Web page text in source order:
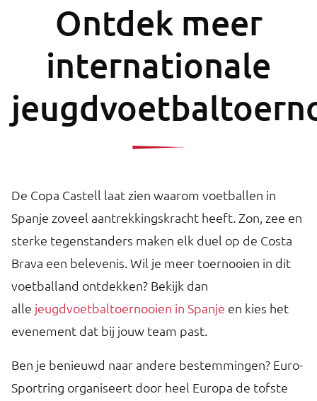
Ontdek meer
internationale
De Copa Castell laat zien waarom voetballen in
Spanje zoveel aantrekkingskracht heeft. Zon, zee en
sterke tegenstanders maken elk duel op de Costa
Brava een belevenis. Wil je meer toernooien in dit
voetballand ontdekken? Bekijk dan
alle jeugdvoetbaltoernooien in Spanje en kies het
evenement dat bij jouw team past.
Ben je benieuwd naar andere bestemmingen? Euro-
Sportring organiseert door heel Europa de tofste